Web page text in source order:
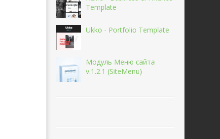
Template
Ukko - Portfolio Template
Модуль Меню сайта
v.1.2.1 (SiteMenu)